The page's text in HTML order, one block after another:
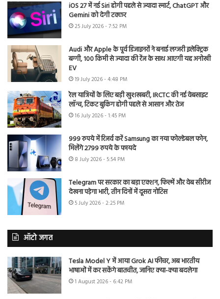
iOS 27 में नई Siri होगी पहले से ज्यादा स्मार्ट, ChatGPT और
Gemini को देगी टक्कर
25 July 2026 - 7:52 PM
Audi और Apple के पूर्व डिजाइनरों ने बनाई लग्जरी इलेक्ट्रिक
बग्गी, 100 किमी से ज्यादा की रेंज के साथ आएगी यह अनोखी
EV
19 July 2026 - 4:48 PM
रेल यात्रियों के लिए बड़ी खुशखबरी, IRCTC की नई वेबसाइट
लॉन्च, टिकट बुकिंग होगी पहले से आसान और तेज
16 July 2026 - 1:45 PM
999 रुपये में रिजर्व करें Samsung का नया फोल्डेबल फोन,
मिलेंगे 2799 रुपये के फायदे
8 July 2026 - 5:54 PM
Telegram पर सरकार का बड़ा एक्शन, फिल्में और वेब सीरीज
देखना पड़ेगा भारी, तीन दिनों में दूसरा नोटिस
5 July 2026 - 2:25 PM
ऑटो जगत
Tesla Model Y में आया Grok AI फीचर, अब भारतीय
भाषाओं में कर सकेंगे बातचीत, जानिए क्या-क्या बदलेगा
1 August 2026 - 6:42 PM